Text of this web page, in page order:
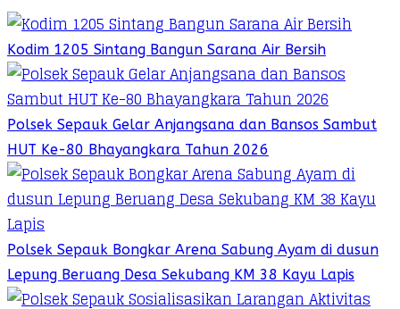
Kodim 1205 Sintang Bangun Sarana Air Bersih
Polsek Sepauk Gelar Anjangsana dan Bansos Sambut
HUT Ke-80 Bhayangkara Tahun 2026
Polsek Sepauk Bongkar Arena Sabung Ayam di dusun
Lepung Beruang Desa Sekubang KM 38 Kayu Lapis